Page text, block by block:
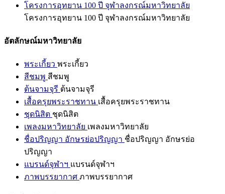
โครงการอุทยาน 100 ปี จุฬาลงกรณ์มหาวิทยาลัย
โครงการอุทยาน 100 ปี จุฬาลงกรณ์มหาวิทยาลัย
อัตลักษณ์มหาวิทยาลัย
พระเกี้ยว พระเกี้ยว
สีชมพู สีชมพู
ต้นจามจุรี ต้นจามจุรี
เสื้อครุยพระราชทาน เสื้อครุยพระราชทาน
ชุดนิสิต ชุดนิสิต
เพลงมหาวิทยาลัย เพลงมหาวิทยาลัย
ชื่อปริญญา อักษรย่อปริญญา ชื่อปริญญา อักษรย่อ
ปริญญา
แบรนด์จุฬาฯ แบรนด์จุฬาฯ
ภาพบรรยากาศ ภาพบรรยากาศ